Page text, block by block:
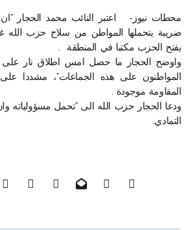
محطات نيوز- اعتبر النائب محمد الحجار “ان ما حصل امس في السعديات
ضريبة يتحملها المواطن من سلاح حزب
يفتح الحزب مكتبا في المنطقة .
واوضح الحجار ما حصل امس اطلاق نار على
المواطنون على هذه الجماعات”، مشددا
المقاومة موجودة .
ودعا الحجار حزب الله الى “تحمل مسؤولياته
التمادي.